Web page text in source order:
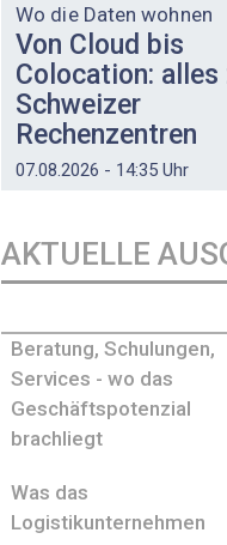
Wo die Daten wohnen
Von Cloud bis
Colocation: alles
Schweizer
Rechenzentren
07.08.2026 - 14:35 Uhr
AKTUELLE
Beratung, Schulungen,
Services - wo das
Geschäftspotenzial
brachliegt
Was das
Logistikunternehmen